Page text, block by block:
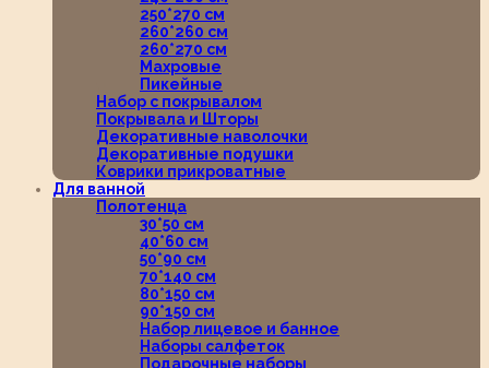
250*270 см
260*260 см
260*270 см
Махровые
Пикейные
Набор с покрывалом
Покрывала и Шторы
Декоративные наволочки
Декоративные подушки
Коврики прикроватные
Для ванной
Полотенца
30*50 см
40*60 см
50*90 см
70*140 см
80*150 см
90*150 см
Набор лицевое и банное
Наборы салфеток
Подарочные наборы